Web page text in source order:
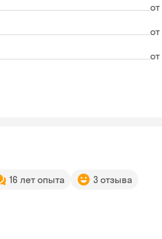
16 лет опыта 3 отзыва